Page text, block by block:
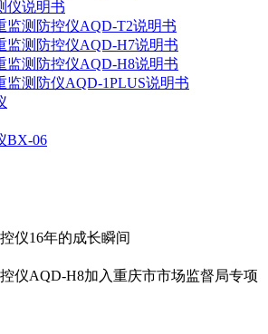
仪说明书
监测防控仪AQD-T2说明书
监测防控仪AQD-H7说明书
监测防控仪AQD-H8说明书
监测防仪AQD-1PLUS说明书
BX-06